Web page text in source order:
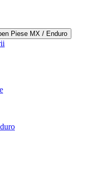
Piese MX / Enduro